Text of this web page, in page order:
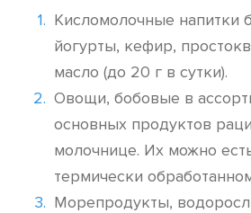
Кисломолочные напитки
йогурты, кефир,
масло (до 20 г в сутки).
Овощи, бобовые в
основных продуктов
молочнице. Их можно
термически
Морепродукты,